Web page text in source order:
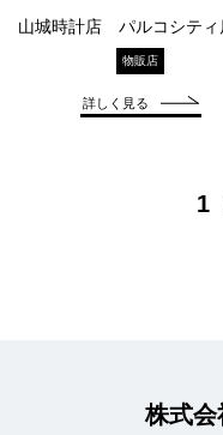
山城時計店 パルコシティ
物販店
詳しく見る
1
株式